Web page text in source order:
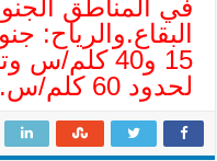
في المناطق
البقاع.والرياح:
15 و40 كلم/
لحدود 60 كلم/س.